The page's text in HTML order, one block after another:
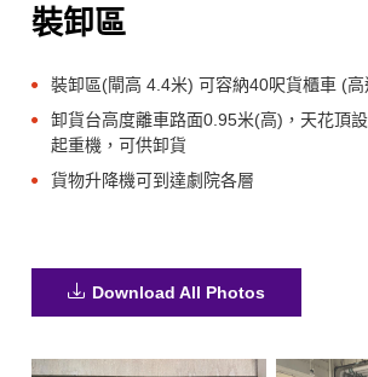
裝卸區
裝卸區(閘高 4.4米) 可容納40呎貨櫃車 (高
卸貨台高度離車路面0.95米(高)，天花頂
起重機，可供卸貨
貨物升降機可到達劇院各層
Download All Photos